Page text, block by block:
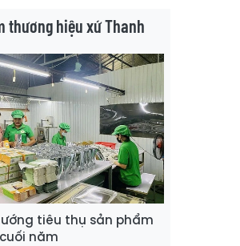
thương hiệu xứ Thanh
tiêu thụ sản phẩm
năm